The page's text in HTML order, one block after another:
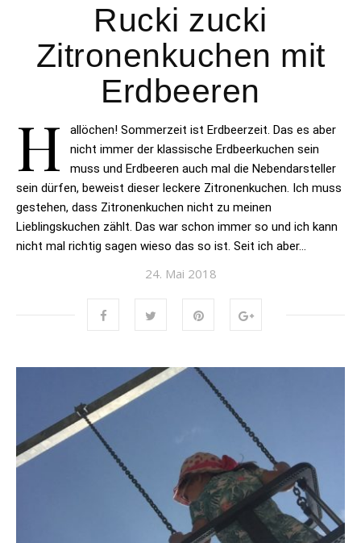
Rucki zucki
Zitronenkuchen mit
Erdbeeren
H
allöchen! Sommerzeit ist Erdbeerzeit. Das es aber
nicht immer der klassische Erdbeerkuchen sein
muss und Erdbeeren auch mal die Nebendarsteller
sein dürfen, beweist dieser leckere Zitronenkuchen. Ich muss
gestehen, dass Zitronenkuchen nicht zu meinen
Lieblingskuchen zählt. Das war schon immer so und ich kann
nicht mal richtig sagen wieso das so ist. Seit ich aber…
24. Mai 2018